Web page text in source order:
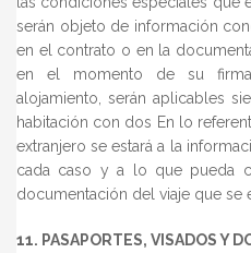
serán objeto de información
en el contrato o en la
en el momento de su
alojamiento, serán aplicables
habitación con dos En lo
extranjero se estará a la
cada caso y a lo que pueda
documentación del viaje que se
11. PASAPORTES, VISADOS Y